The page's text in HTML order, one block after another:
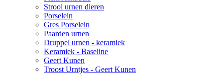
Strooi urnen dieren
Porselein
Gres Porselein
Paarden urnen
Druppel urnen - keramiek
Keramiek - Baseline
Geert Kunen
Troost Urntjes - Geert Kunen